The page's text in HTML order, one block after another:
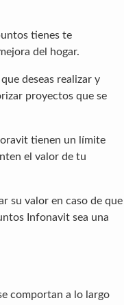
tienes te
del hogar.
deseas realizar y
proyectos que se
tienen un límite
el valor de tu
su valor en caso de que
Infonavit sea una
comportan a lo largo